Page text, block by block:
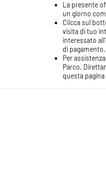
La presente
un giorno
Clicca sul
visita di tuo
interessato
di
Per
Parco.
questa pagina